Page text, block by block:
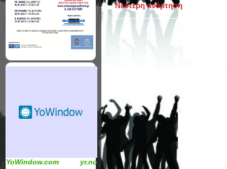
Νεότερη ανάρτηση
YoWindow.com yr.no